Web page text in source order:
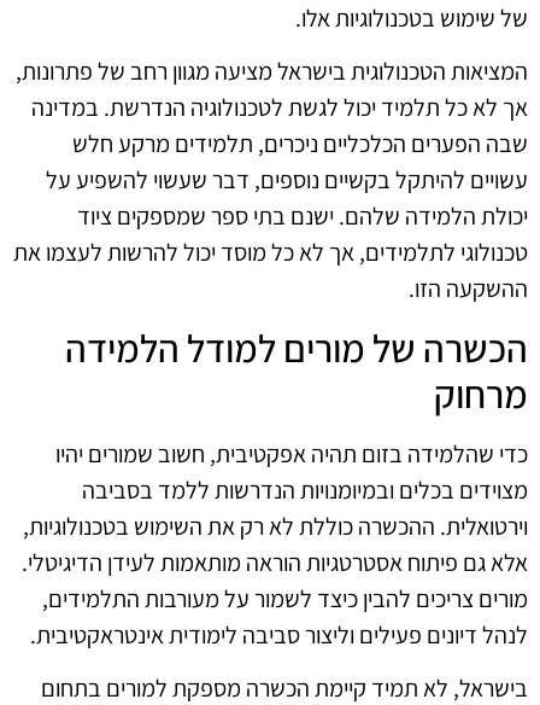
של שימוש בטכנולוגיות אלו.
המציאות הטכנולוגית בישראל מציעה מגוון רחב של פתרונות,
אך לא כל תלמיד יכול לגשת לטכנולוגיה הנדרשת. במדינה
שבה הפערים הכלכליים ניכרים, תלמידים מרקע חלש
עשויים להיתקל בקשיים נוספים, דבר שעשוי להשפיע על
יכולת הלמידה שלהם. ישנם בתי ספר שמספקים ציוד
טכנולוגי לתלמידים, אך לא כל מוסד יכול להרשות לעצמו את
ההשקעה הזו.
הכשרה של מורים למודל הלמידה
מרחוק
כדי שהלמידה בזום תהיה אפקטיבית, חשוב שמורים יהיו
מצוידים בכלים ובמיומנויות הנדרשות ללמד בסביבה
וירטואלית. ההכשרה כוללת לא רק את השימוש בטכנולוגיות,
אלא גם פיתוח אסטרטגיות הוראה מותאמות לעידן הדיגיטלי.
מורים צריכים להבין כיצד לשמור על מעורבות התלמידים,
לנהל דיונים פעילים וליצור סביבה לימודית אינטראקטיבית.
בישראל, לא תמיד קיימת הכשרה מספקת למורים בתחום